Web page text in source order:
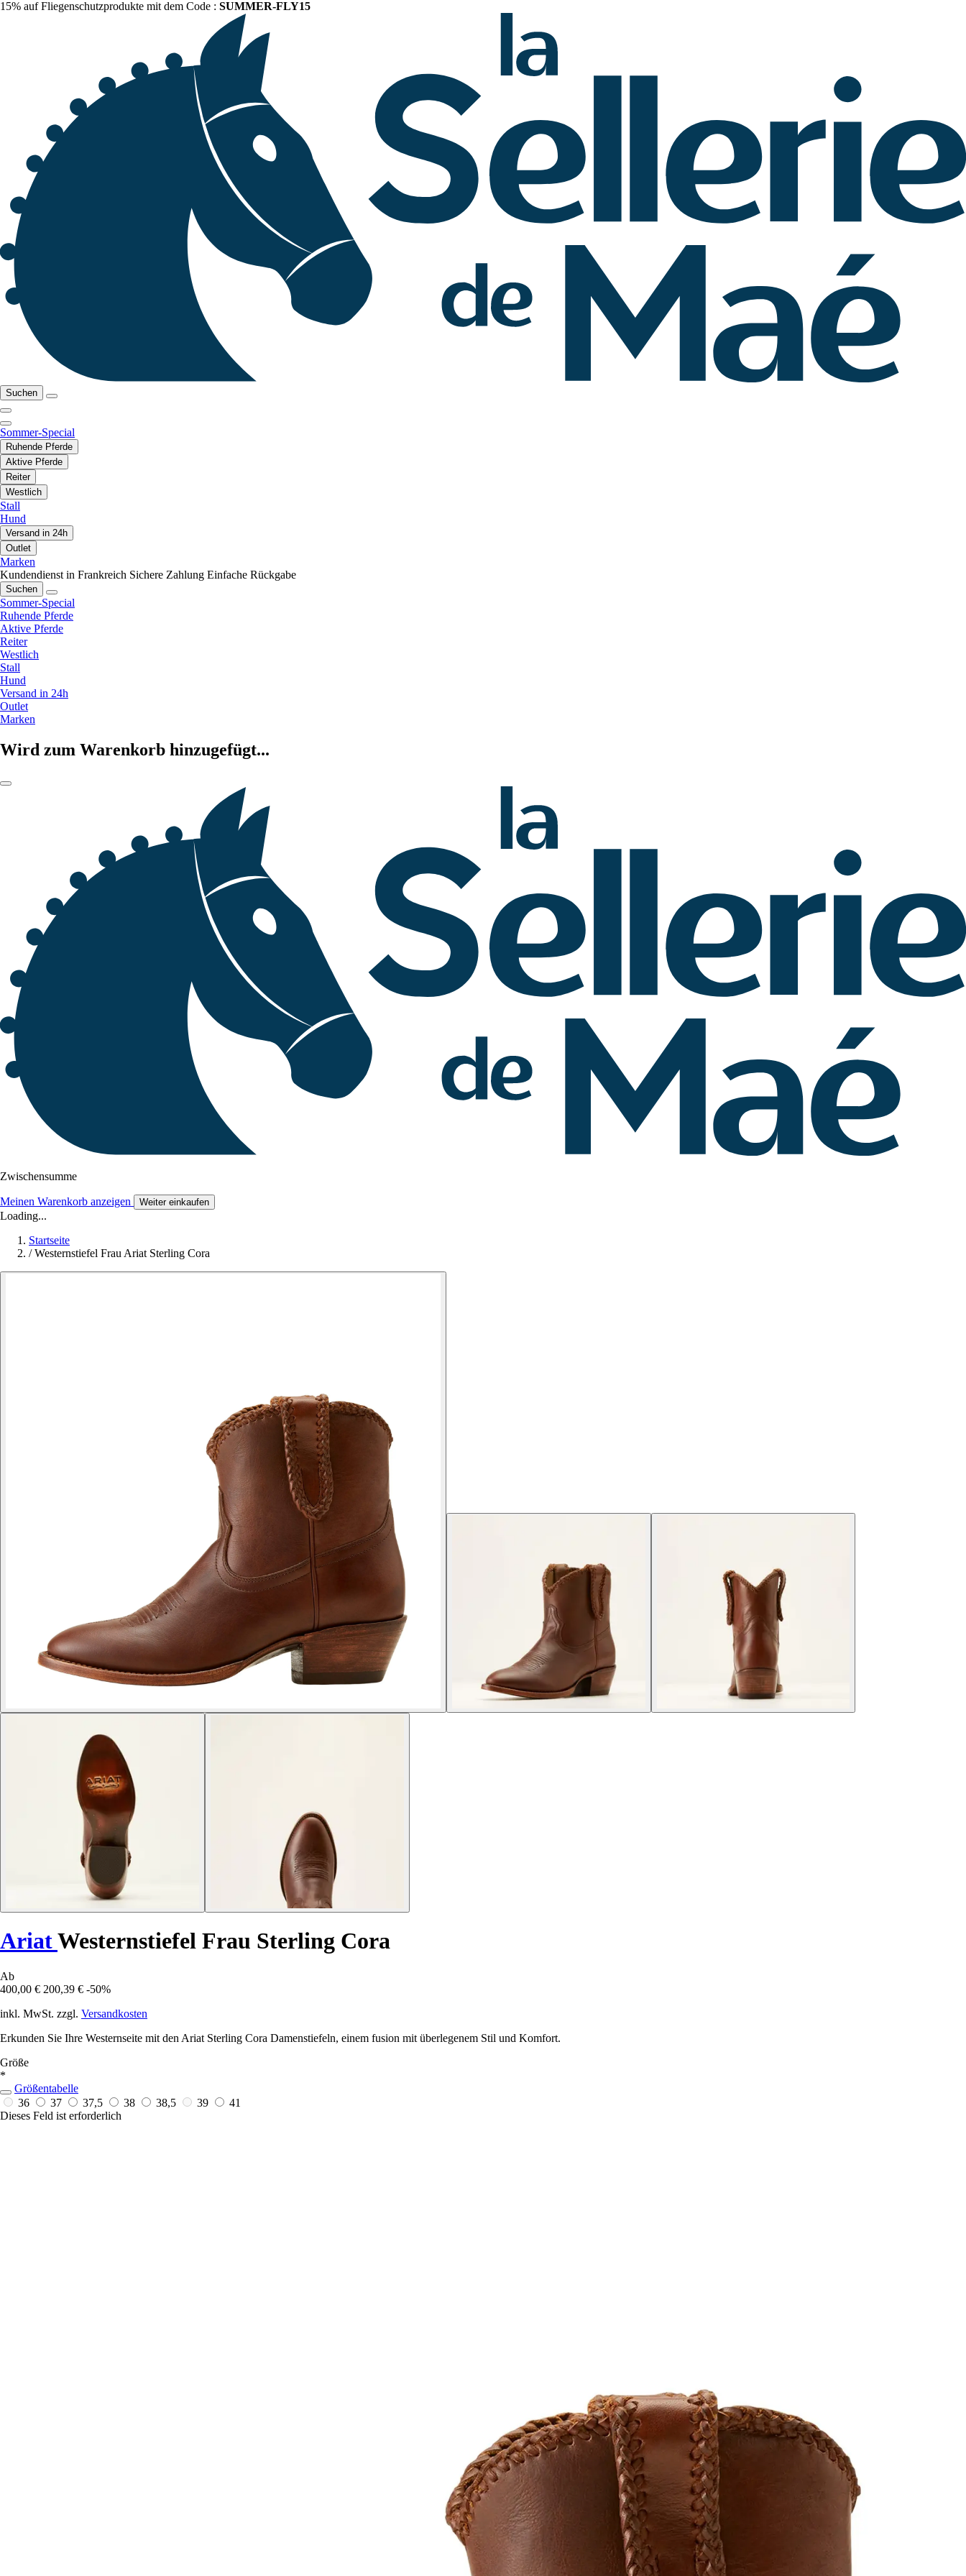
15% auf Fliegenschutzprodukte mit dem Code : SUMMER-FLY15
Suchen
Sommer-Special
Ruhende Pferde
Aktive Pferde
Reiter
Westlich
Stall
Hund
Versand in 24h
Outlet
Marken
Kundendienst in Frankreich Sichere Zahlung Einfache Rückgabe
Suchen
Sommer-Special
Ruhende Pferde
Aktive Pferde
Reiter
Westlich
Stall
Hund
Versand in 24h
Outlet
Marken
Wird zum Warenkorb hinzugefügt...
Zwischensumme
Meinen Warenkorb anzeigen Weiter einkaufen
Loading...
Startseite
/ Westernstiefel Frau Ariat Sterling Cora
AriatWesternstiefel Frau Sterling Cora
Ab
400,00 € 200,39 € -50%
inkl. MwSt. zzgl. Versandkosten
Erkunden Sie Ihre Westernseite mit den Ariat Sterling Cora Damenstiefeln, einem fusion mit überlegenem Stil und Komfort.
Größe
*
Größentabelle
36
37 37,5 38 38,5 39
41
Dieses Feld ist erforderlich